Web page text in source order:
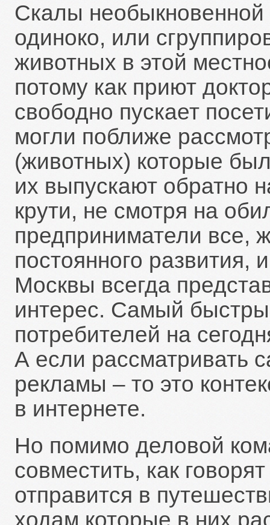
Скалы необыкновенной
одиноко, или
животных в этой
потому как приют
свободно пускает
могли поближе
(животных) которые
их выпускают обратно
крути, не смотря на
предприниматели все,
постоянного развития,
Москвы всегда
интерес. Самый
потребителей на
А если рассматривать
рекламы – то это
в интернете.
Но помимо деловой
совместить, как
отправится в
ходам которые в них